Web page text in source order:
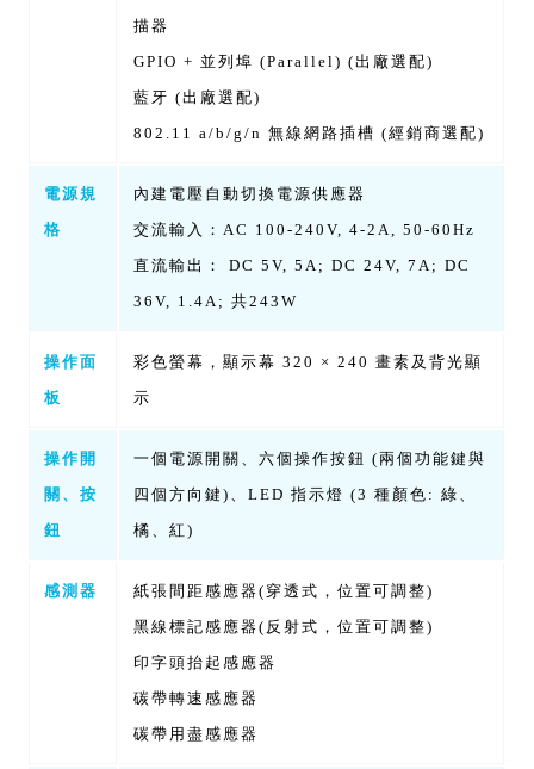
描器
GPIO + 並列埠 (Parallel) (出廠選配)
藍牙 (出廠選配)
802.11 a/b/g/n 無線網路插槽 (經銷商選配)
電源規
格
內建電壓自動切換電源供應器
交流輸入：AC 100-240V, 4-2A, 50-60Hz
直流輸出： DC 5V, 5A; DC 24V, 7A; DC
36V, 1.4A; 共243W
操作面
板
彩色螢幕，顯示幕 320 × 240 畫素及背光顯
示
操作開
關、按
鈕
一個電源開關、六個操作按鈕 (兩個功能鍵與
四個方向鍵)、LED 指示燈 (3 種顏色: 綠、
橘、紅)
感測器
紙張間距感應器(穿透式，位置可調整)
黑線標記感應器(反射式，位置可調整)
印字頭抬起感應器
碳帶轉速感應器
碳帶用盡感應器